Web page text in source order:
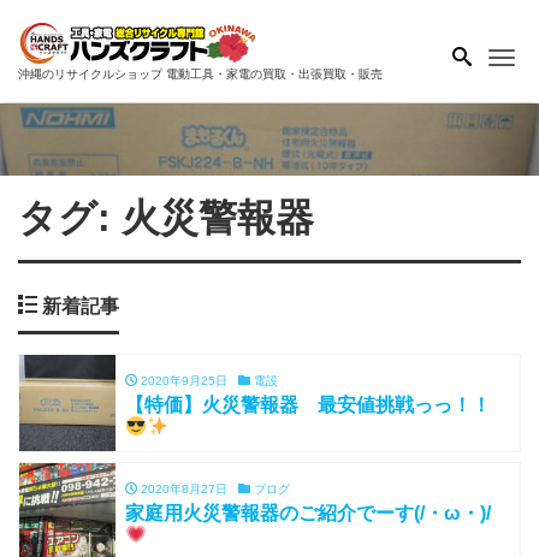
沖縄のリサイクルショップ 電動工具・家電の買取・出張買取・販売
タグ: 火災警報器
新着記事
2020年9月25日 電設
【特価】火災警報器 最安値挑戦っっ！！
2020年8月27日 ブログ
家庭用火災警報器のご紹介でーす(/・ω・)/